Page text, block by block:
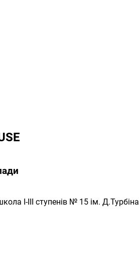
І-ІІІ ступенів № 15 ім. Д.Турбіна